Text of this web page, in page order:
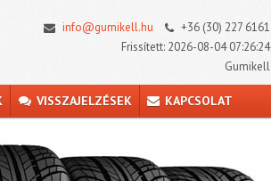
info@gumikell.hu
+36 (30) 227 6161
Frissített: 2026-08-04 07:26:24
Gumikell
VISSZAJELZÉSEK KAPCSOLAT